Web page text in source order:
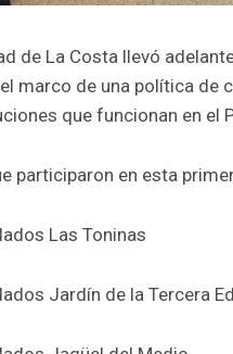
de La Costa llevó
marco de una política de
que funcionan en el
participaron en esta
Las Toninas
Jardín de la Tercera